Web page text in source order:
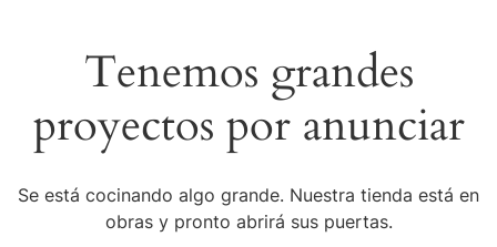
Tenemos grandes
proyectos por anunciar
Se está cocinando algo grande. Nuestra tienda está en
obras y pronto abrirá sus puertas.